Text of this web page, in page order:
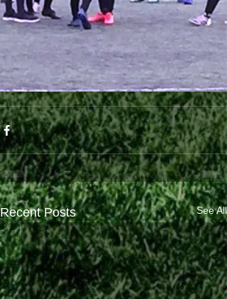
Recent Posts See All